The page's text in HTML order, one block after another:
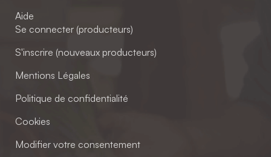
Aide
Se connecter (producteurs)
S'inscrire (nouveaux producteurs)
Mentions Légales
Politique de confidentialité
Cookies
Modifier votre consentement